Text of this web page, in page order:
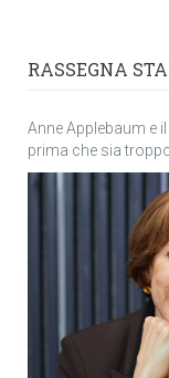
RASSEGNA
Anne Applebaum e
prima che sia